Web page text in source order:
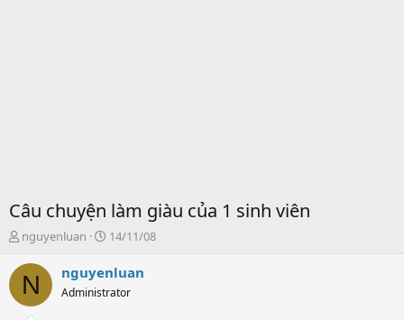
Câu chuyện làm giàu của 1 sinh viên
T
o
b
ở
nguyenluan
S
a
t
14/11/08
N nguyenluan
Administrator